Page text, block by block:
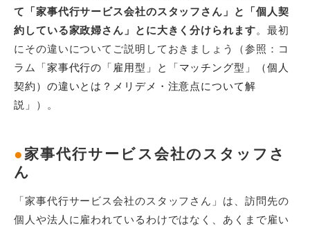
て「家事代行サービス会社のスタッフさん」と「個人契
約している家政婦さん」とに大きく分けられます。最初
にその違いについてご説明しておきましょう（参照：コ
ラム
「家事代行の「雇用型」と「マッチング型」（個人
契約）の違いとは？メリデメ・注意点について解
説」
）。
● 家事代行サービス会社のスタッフさ
ん
「家事代行サービス会社のスタッフさん」は、訪問先の
個人や法人に雇われているわけではなく、あくまで雇い